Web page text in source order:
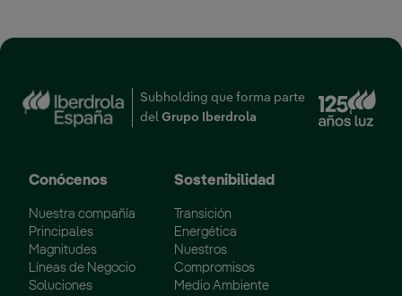
Subholding que forma parte
del Grupo Iberdrola
Conócenos
Nuestra compañía
Principales
Magnitudes
Líneas de Negocio
Soluciones
Sostenibilidad
Transición
Energética
Nuestros
Compromisos
Medio Ambiente